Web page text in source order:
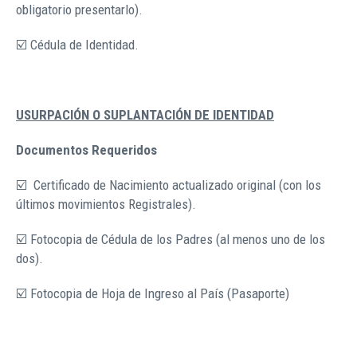
obligatorio presentarlo).
☑️ Cédula de Identidad.
USURPACIÓN O SUPLANTACIÓN DE IDENTIDAD
Documentos Requeridos
☑️ Certificado de Nacimiento actualizado original (con los
últimos movimientos Registrales).
☑️ Fotocopia de Cédula de los Padres (al menos uno de los
dos).
☑️ Fotocopia de Hoja de Ingreso al País (Pasaporte)